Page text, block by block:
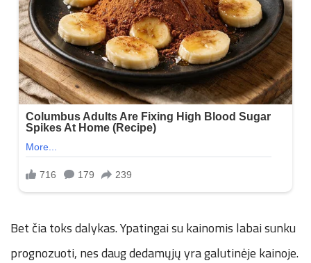
Bet čia toks dalykas. Ypatingai su kainomis labai sunku
prognozuoti, nes daug dedamųjų yra galutinėje kainoje.